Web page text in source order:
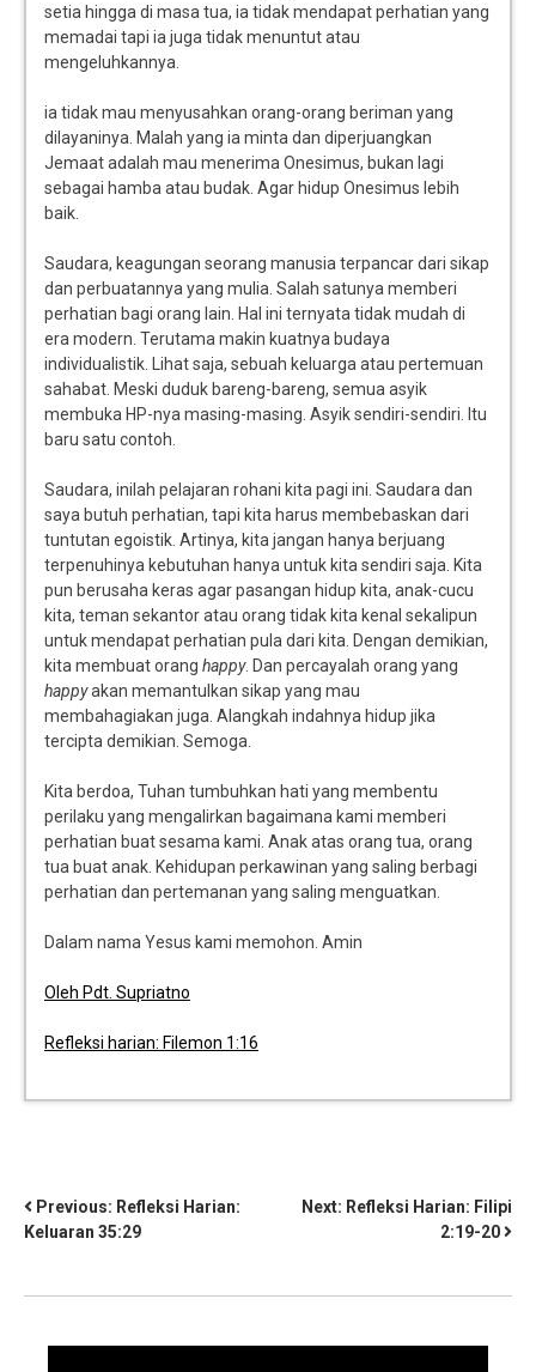
setia hingga di masa tua, ia tidak mendapat perhatian yang
memadai tapi ia juga tidak menuntut atau
mengeluhkannya.
ia tidak mau menyusahkan orang-orang beriman yang
dilayaninya. Malah yang ia minta dan diperjuangkan
Jemaat adalah mau menerima Onesimus, bukan lagi
sebagai hamba atau budak. Agar hidup Onesimus lebih
baik.
Saudara, keagungan seorang manusia terpancar dari sikap
dan perbuatannya yang mulia. Salah satunya memberi
perhatian bagi orang lain. Hal ini ternyata tidak mudah di
era modern. Terutama makin kuatnya budaya
individualistik. Lihat saja, sebuah keluarga atau pertemuan
sahabat. Meski duduk bareng-bareng, semua asyik
membuka HP-nya masing-masing. Asyik sendiri-sendiri. Itu
baru satu contoh.
Saudara, inilah pelajaran rohani kita pagi ini. Saudara dan
saya butuh perhatian, tapi kita harus membebaskan dari
tuntutan egoistik. Artinya, kita jangan hanya berjuang
terpenuhinya kebutuhan hanya untuk kita sendiri saja. Kita
pun berusaha keras agar pasangan hidup kita, anak-cucu
kita, teman sekantor atau orang tidak kita kenal sekalipun
untuk mendapat perhatian pula dari kita. Dengan demikian,
kita membuat orang happy. Dan percayalah orang yang
happyakan memantulkan sikap yang mau
membahagiakan juga. Alangkah indahnya hidup jika
tercipta demikian. Semoga.
Kita berdoa, Tuhan tumbuhkan hati yang membentu
perilaku yang mengalirkan bagaimana kami memberi
perhatian buat sesama kami. Anak atas orang tua, orang
tua buat anak. Kehidupan perkawinan yang saling berbagi
perhatian dan pertemanan yang saling menguatkan.
Dalam nama Yesus kami memohon. Amin
Oleh Pdt. Supriatno
Refleksi harian: Filemon 1:16
Previous: Refleksi Harian:
Keluaran 35:29
Next: Refleksi Harian: Filipi
2:19-20